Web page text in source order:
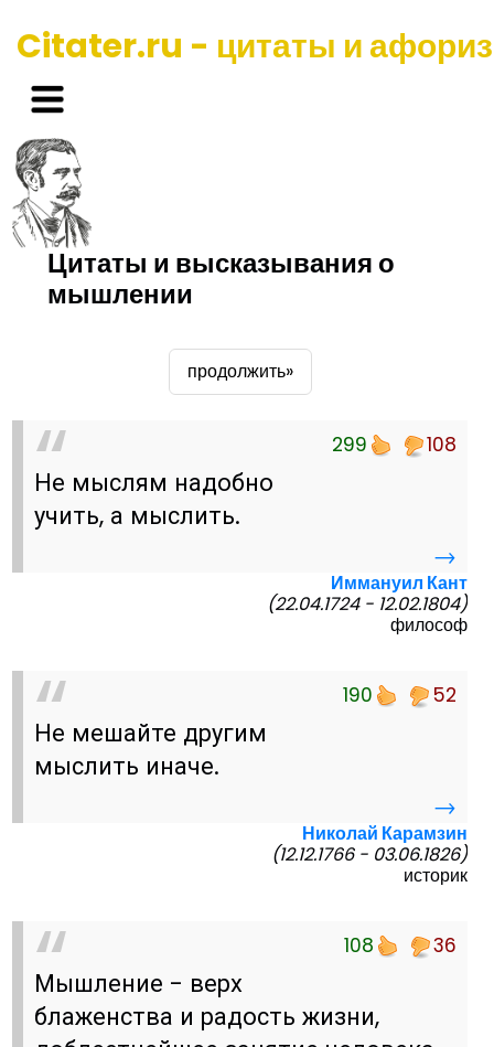
Citater.ru - цитаты и
Цитаты и высказывания о
мышлении
продолжить»
299 108
Не мыслям надобно
учить, а мыслить.
→
Иммануил Кант
(22.04.1724 - 12.02.1804)
философ
190 52
Не мешайте другим
мыслить иначе.
→
Николай Карамзин
(12.12.1766 - 03.06.1826)
историк
108 36
Мышление - верх
блаженства и радость жизни,